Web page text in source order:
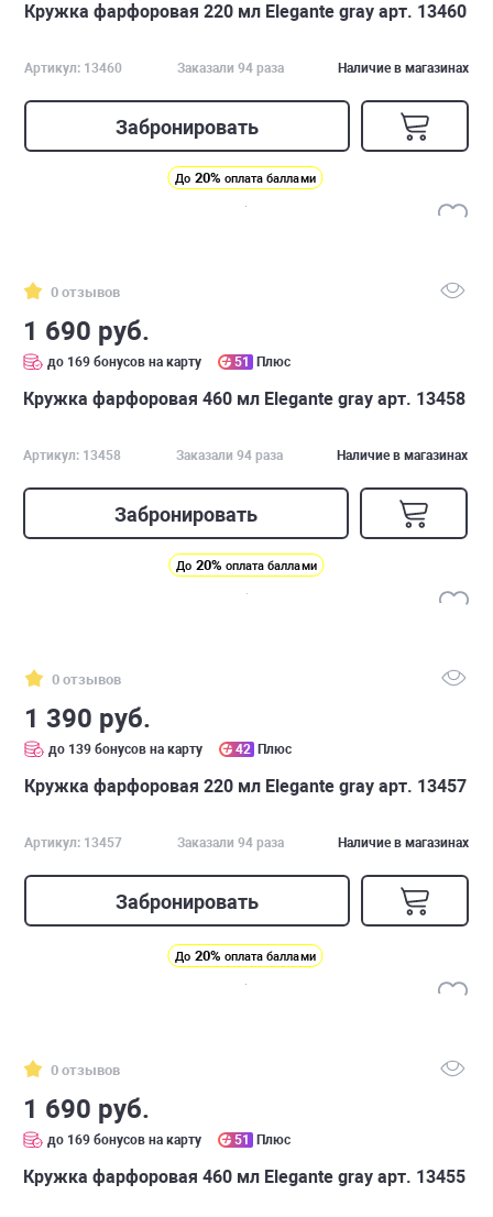
Кружка фарфоровая 220 мл Elegante gray арт. 13460
Артикул: 13460 Заказали 94 раза Наличие в магазинах
Забронировать
До 20% оплата баллами
0 отзывов
1 690 руб.
до 169 бонусов на карту 51 Плюс
Кружка фарфоровая 460 мл Elegante gray арт. 13458
Артикул: 13458 Заказали 94 раза Наличие в магазинах
Забронировать
До 20% оплата баллами
0 отзывов
1 390 руб.
до 139 бонусов на карту 42 Плюс
Кружка фарфоровая 220 мл Elegante gray арт. 13457
Артикул: 13457 Заказали 94 раза Наличие в магазинах
Забронировать
До 20% оплата баллами
0 отзывов
1 690 руб.
до 169 бонусов на карту 51 Плюс
Кружка фарфоровая 460 мл Elegante gray арт. 13455